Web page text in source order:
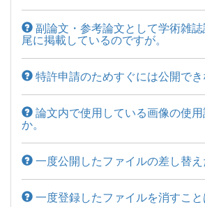
副論文・参考論文として学術雑
尾に掲載しているのですが。
特許申請のためすぐには公開でき
論文内で使用している画像の使
か。
一度公開したファイルの差し替え
一度登録したファイルを消すこ